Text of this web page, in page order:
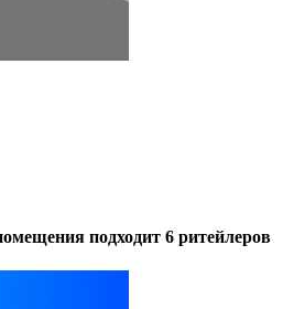
подходит 6 ритейлеров